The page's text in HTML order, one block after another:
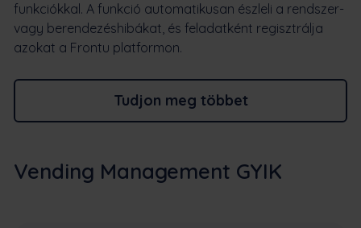
funkciókkal. A funkció automatikusan észleli a rendszer-
vagy berendezéshibákat, és feladatként regisztrálja
azokat a Frontu platformon.
Tudjon meg többet
Vending Management GYIK